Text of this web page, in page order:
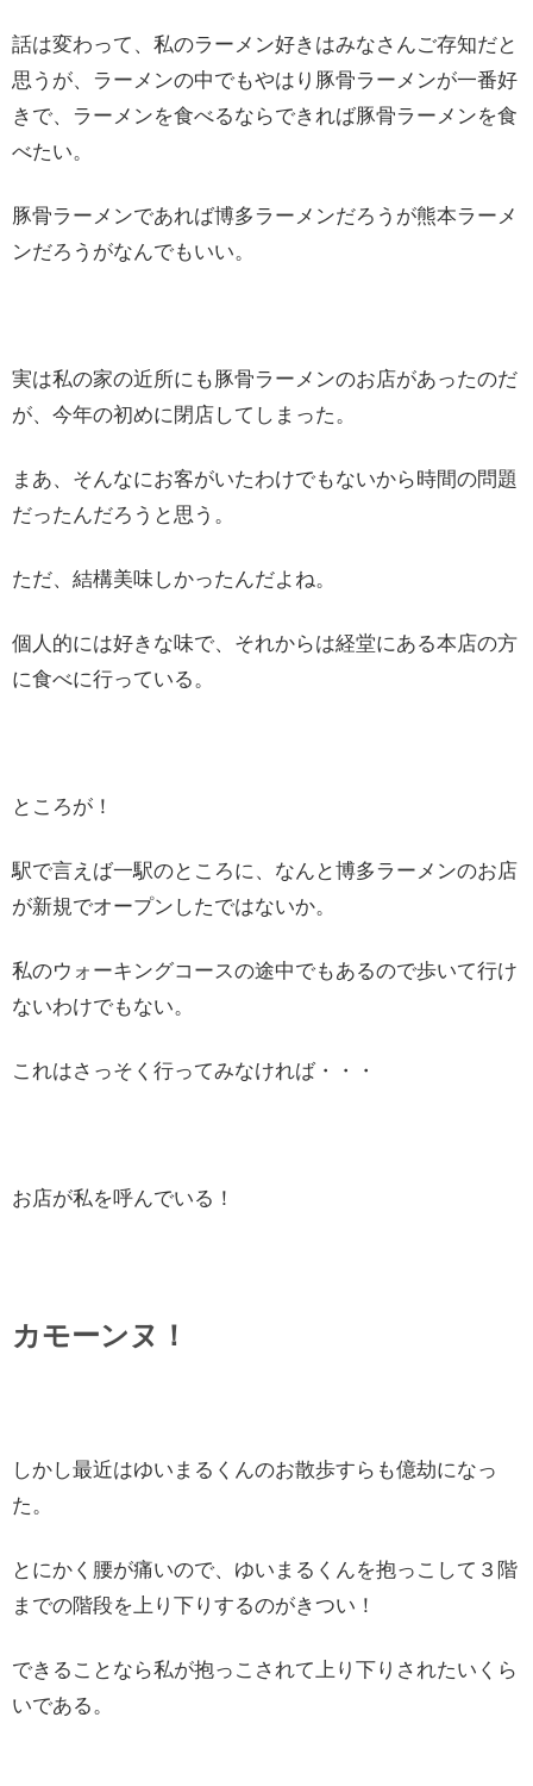
話は変わって、私のラーメン好きはみなさんご存知だと
思うが、ラーメンの中でもやはり豚骨ラーメンが一番好
きで、ラーメンを食べるならできれば豚骨ラーメンを食
べたい。
豚骨ラーメンであれば博多ラーメンだろうが熊本ラーメ
ンだろうがなんでもいい。
実は私の家の近所にも豚骨ラーメンのお店があったのだ
が、今年の初めに閉店してしまった。
まあ、そんなにお客がいたわけでもないから時間の問題
だったんだろうと思う。
ただ、結構美味しかったんだよね。
個人的には好きな味で、それからは経堂にある本店の方
に食べに行っている。
ところが！
駅で言えば一駅のところに、なんと博多ラーメンのお店
が新規でオープンしたではないか。
私のウォーキングコースの途中でもあるので歩いて行け
ないわけでもない。
これはさっそく行ってみなければ・・・
お店が私を呼んでいる！
カモーンヌ！
しかし最近はゆいまるくんのお散歩すらも億劫になっ
た。
とにかく腰が痛いので、ゆいまるくんを抱っこして３階
までの階段を上り下りするのがきつい！
できることなら私が抱っこされて上り下りされたいくら
いである。